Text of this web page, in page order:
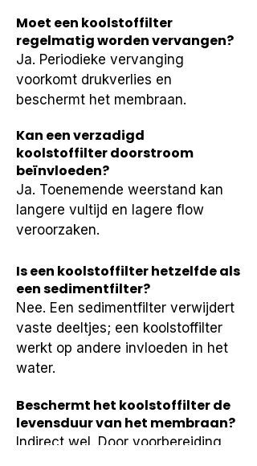
Moet een koolstoffilter
regelmatig worden vervangen?
Ja. Periodieke vervanging
voorkomt drukverlies en
beschermt het membraan.
Kan een verzadigd
koolstoffilter doorstroom
beïnvloeden?
Ja. Toenemende weerstand kan
langere vultijd en lagere flow
veroorzaken.
Is een koolstoffilter hetzelfde als
een sedimentfilter?
Nee. Een sedimentfilter verwijdert
vaste deeltjes; een koolstoffilter
werkt op andere invloeden in het
water.
Beschermt het koolstoffilter de
levensduur van het membraan?
Indirect wel. Door voorbereiding